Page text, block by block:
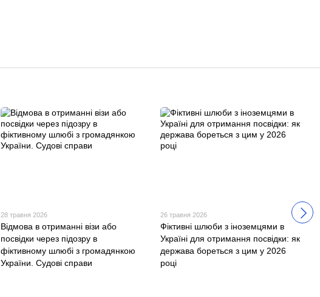
28 травня 2026
Відмова в отриманні візи або
посвідки через підозру в
фіктивному шлюбі з громадянкою
України. Судові справи
26 травня 2026
Фіктивні шлюби з іноземцями в
Україні для отримання посвідки: як
держава бореться з цим у 2026
році